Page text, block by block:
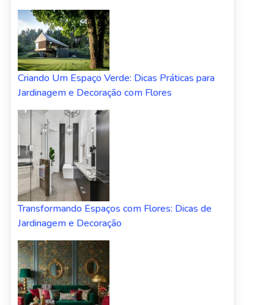
Criando Um Espaço Verde: Dicas Práticas para
Jardinagem e Decoração com Flores
Transformando Espaços com Flores: Dicas de
Jardinagem e Decoração